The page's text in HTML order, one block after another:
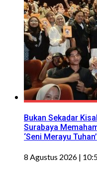
Bukan Sekadar
Surabaya
‘Seni Merayu Tuhan’
8 Agustus 2026 |